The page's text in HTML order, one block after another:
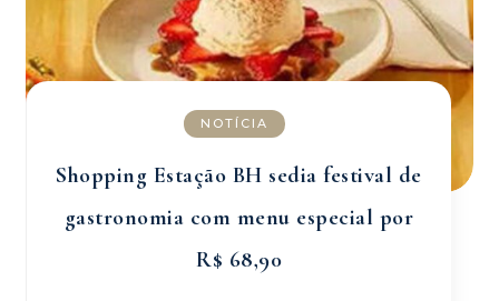
NOTÍCIA
Shopping Estação BH sedia festival de
gastronomia com menu especial por
R$ 68,90